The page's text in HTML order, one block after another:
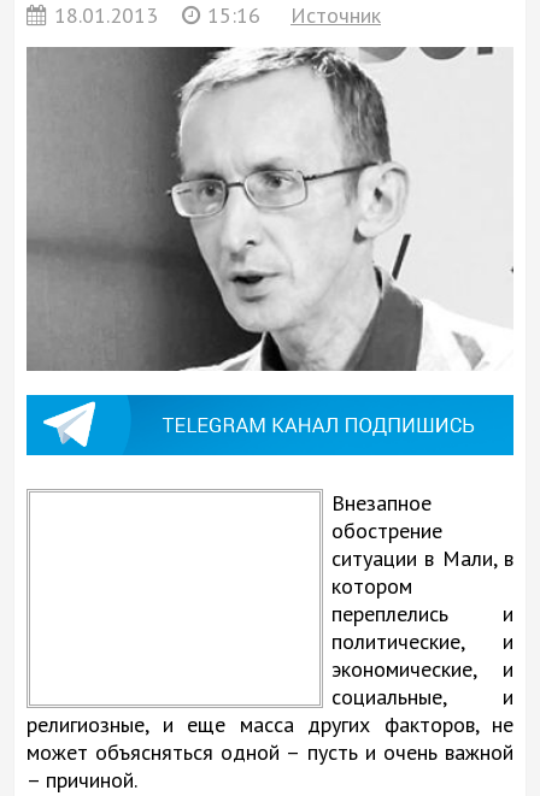
18.01.2013 15:16 Источник
Внезапное
обострение
ситуации в Мали, в
котором
переплелись и
политические, и
экономические, и
социальные, и
религиозные, и еще масса других факторов, не
может объясняться одной – пусть и очень важной
– причиной.